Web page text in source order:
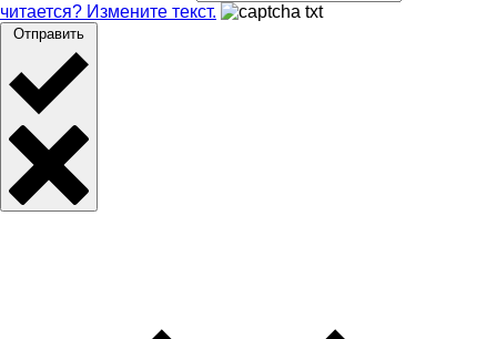
читается? Измените текст.
Отправить